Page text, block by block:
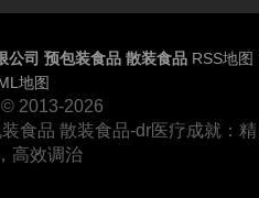
公司 预包装食品 散装食品 RSS地图
地图
© 2013-2026
食品 散装食品-dr医疗成就：精
高效调治